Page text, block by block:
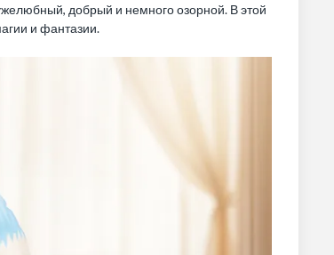
добрый и немного озорной. В этой
и фантазии.